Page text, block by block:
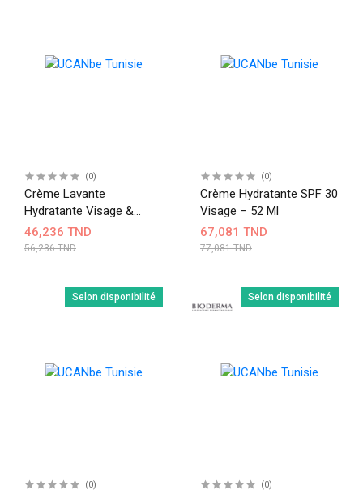
(0)
Crème Lavante
Hydratante Visage &
Corps 236 Ml
46,236 TND
56,236 TND
(0)
Crème Hydratante SPF 30
Visage – 52 Ml
67,081 TND
77,081 TND
Selon disponibilité
(0)
Selon disponibilité
(0)